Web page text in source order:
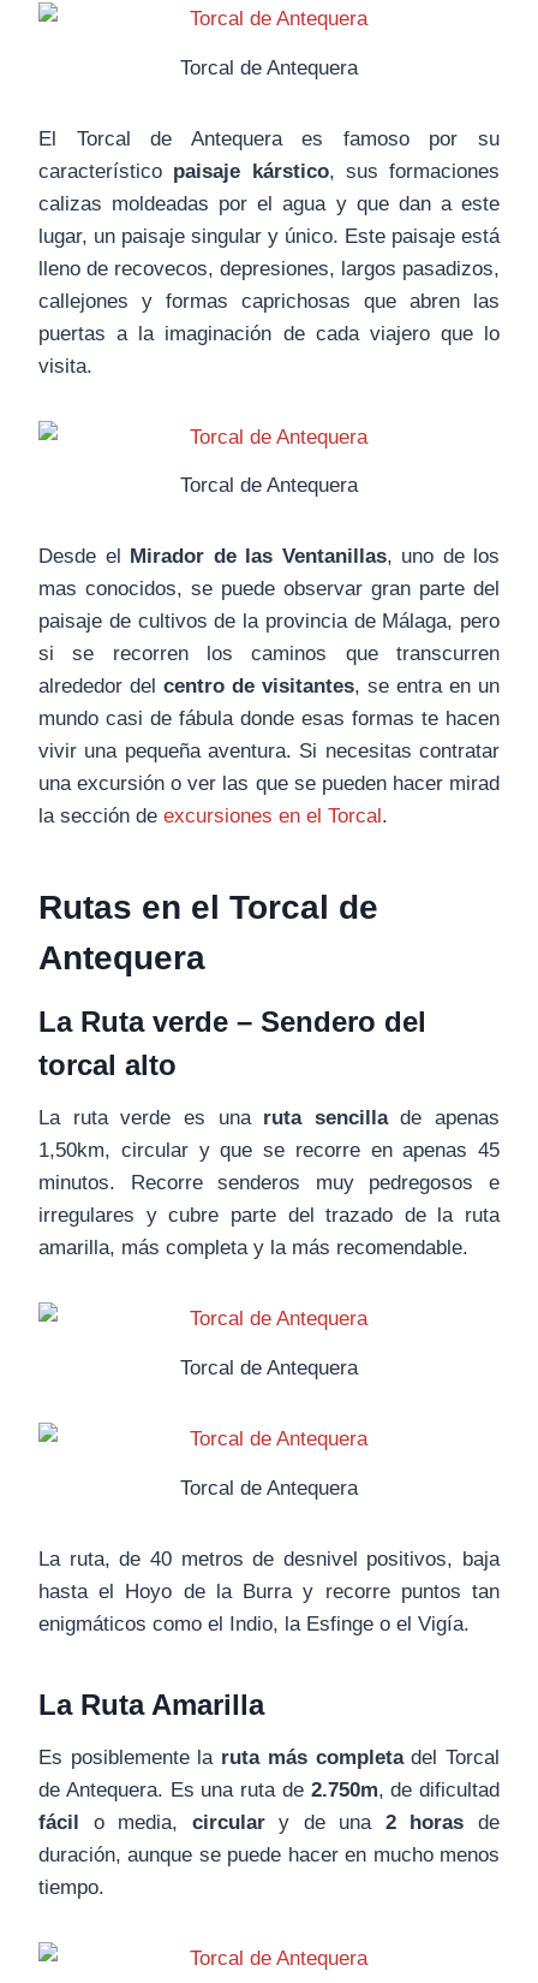
Torcal de Antequera
El Torcal de Antequera es famoso por su
característico paisaje kárstico, sus formaciones
calizas moldeadas por el agua y que dan a este
lugar, un paisaje singular y único. Este paisaje está
lleno de recovecos, depresiones, largos pasadizos,
callejones y formas caprichosas que abren las
puertas a la imaginación de cada viajero que lo
visita.
Torcal de Antequera
Desde el Mirador de las Ventanillas, uno de los
mas conocidos, se puede observar gran parte del
paisaje de cultivos de la provincia de Málaga, pero
si se recorren los caminos que transcurren
alrededor del centro de visitantes, se entra en un
mundo casi de fábula donde esas formas te hacen
vivir una pequeña aventura. Si necesitas contratar
una excursión o ver las que se pueden hacer mirad
la sección de excursiones en el Torcal .
Rutas en el Torcal de
Antequera
La Ruta verde – Sendero del
torcal alto
La ruta verde es una ruta sencillade apenas
1,50km, circular y que se recorre en apenas 45
minutos. Recorre senderos muy pedregosos e
irregulares y cubre parte del trazado de la ruta
amarilla, más completa y la más recomendable.
Torcal de Antequera
Torcal de Antequera
La ruta, de 40 metros de desnivel positivos, baja
hasta el Hoyo de la Burra y recorre puntos tan
enigmáticos como el Indio, la Esfinge o el Vigía.
La Ruta Amarilla
Es posiblemente la ruta más completadel Torcal
de Antequera. Es una ruta de 2.750m, de dificultad
fácil o media, circulary de una 2 horas de
duración, aunque se puede hacer en mucho menos
tiempo.